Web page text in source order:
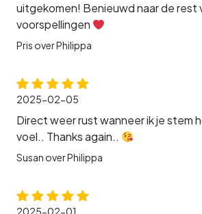
uitgekomen! Benieuwd naar de rest
voorspellingen
Pris over Philippa
2025-02-05
Direct weer rust wanneer ik je stem
voel.. Thanks again..
Susan over Philippa
2025-02-01